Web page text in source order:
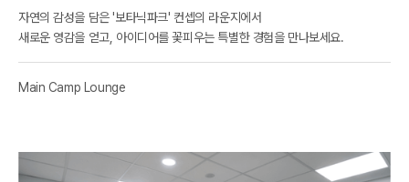
자연의 감성을 담은 '보타닉파크' 컨셉의 라운지에서
새로운 영감을 얻고, 아이디어를 꽃피우는 특별한 경험을 만나보세요.
Main Camp Lounge